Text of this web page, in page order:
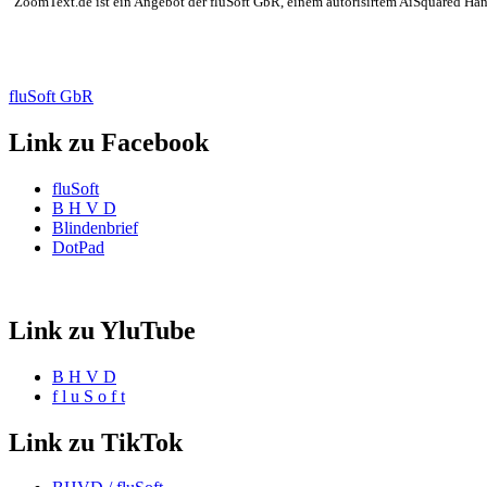
fluSoft GbR
Link zu Facebook
fluSoft
B H V D
Blindenbrief
DotPad
Link zu YluTube
B H V D
f l u S o f t
Link zu TikTok